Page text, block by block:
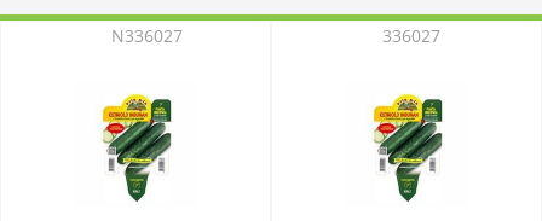
N336027 336027